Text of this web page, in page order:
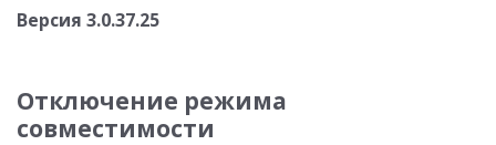
Версия 3.0.37.25
Отключение режима
совместимости